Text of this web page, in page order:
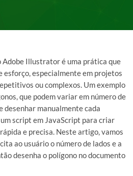
Adobe Illustrator é uma prática
e esforço, especialmente em
repetitivos ou complexos. Um
que podem variar em
de desenhar manualmente cada
um script em JavaScript para
rápida e precisa. Neste artigo,